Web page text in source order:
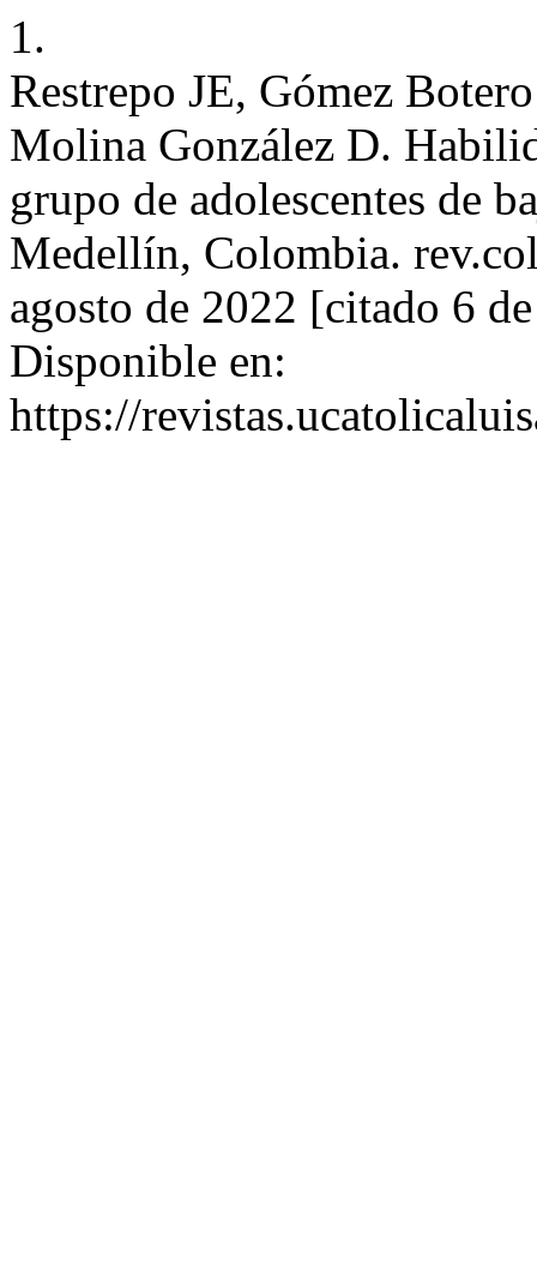
1.
Restrepo JE, Gómez
Molina González D.
grupo de adolescentes de
Medellín, Colombia.
agosto de 2022 [citado 6
Disponible en:
https://